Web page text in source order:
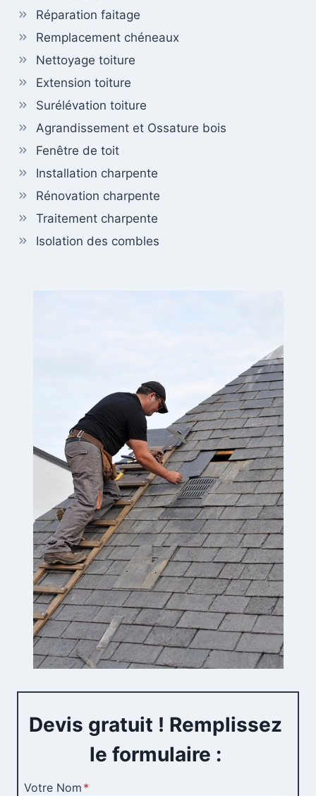
Réparation faitage
Remplacement chéneaux
Nettoyage toiture
Extension toiture
Surélévation toiture
Agrandissement et Ossature bois
Fenêtre de toit
Installation charpente
Rénovation charpente
Traitement charpente
Isolation des combles
Devis gratuit ! Remplissez
le formulaire :
Votre Nom *